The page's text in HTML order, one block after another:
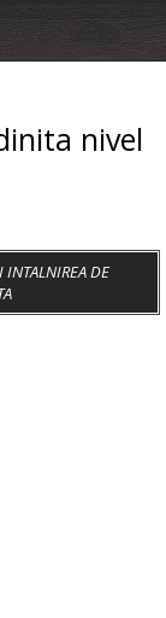
nivel
INTALNIREA DE